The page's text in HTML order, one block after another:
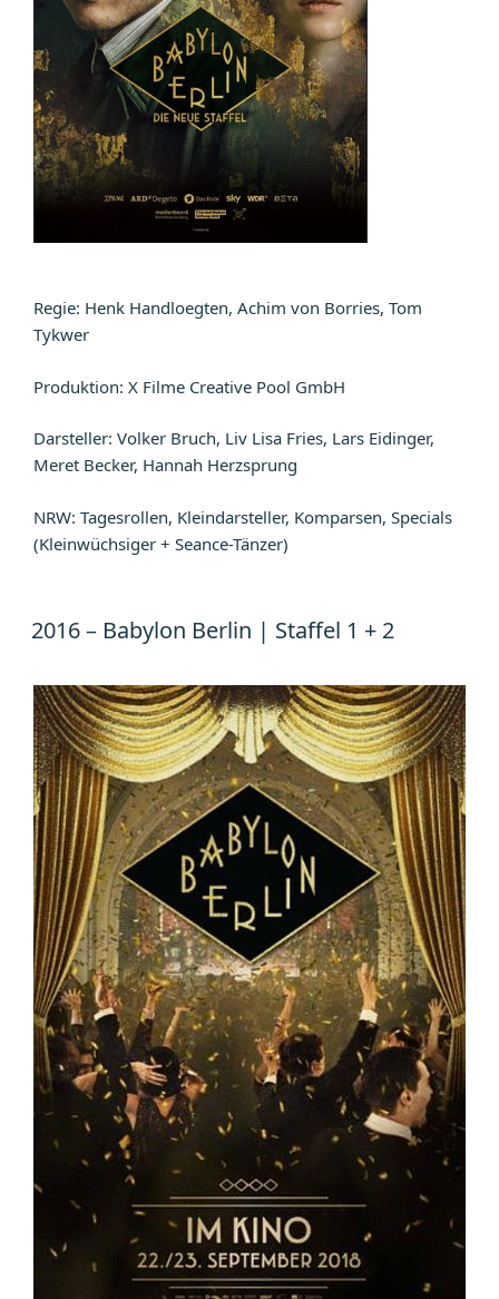
Regie: Henk Handloegten, Achim von Borries, Tom
Tykwer
Produktion: X Filme Creative Pool GmbH
Darsteller: Volker Bruch, Liv Lisa Fries, Lars Eidinger,
Meret Becker, Hannah Herzsprung
NRW: Tagesrollen, Kleindarsteller, Komparsen, Specials
(Kleinwüchsiger + Seance-Tänzer)
2016 – Babylon Berlin | Staffel 1 + 2